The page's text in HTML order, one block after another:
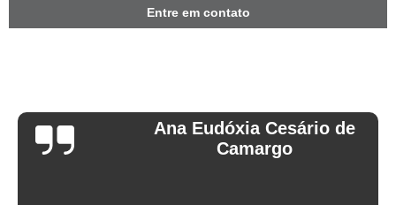
Entre em contato
Ana Eudóxia Cesário de
Camargo